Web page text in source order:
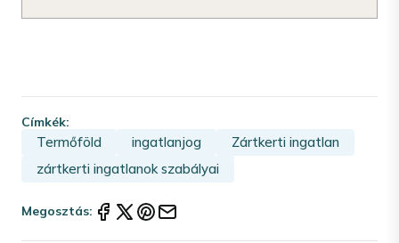
Címkék:
Termőföld ingatlanjog
Zártkerti ingatlan
zártkerti ingatlanok szabályai
Megosztás: